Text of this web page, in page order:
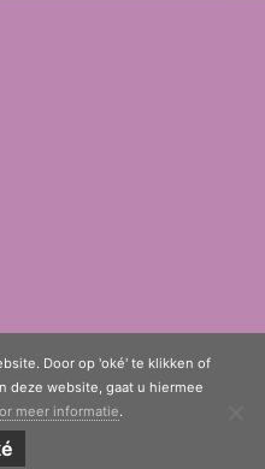
/ Yogaboetiek
Door op 'oké' te klikken of
deze website, gaat u hiermee
meer informatie.